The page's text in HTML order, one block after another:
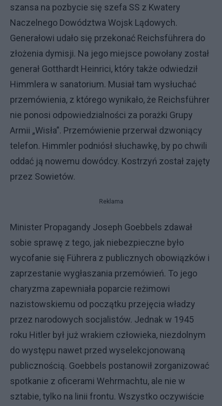
szansa na pozbycie się szefa SS z Kwatery
Naczelnego Dowództwa Wojsk Lądowych.
Generałowi udało się przekonać Reichsführera do
złożenia dymisji. Na jego miejsce powołany został
generał Gotthardt Heinrici, który także odwiedził
Himmlera w sanatorium. Musiał tam wysłuchać
przemówienia, z którego wynikało, że Reichsführer
nie ponosi odpowiedzialności za porażki Grupy
Armii „Wisła”. Przemówienie przerwał dzwoniący
telefon. Himmler podniósł słuchawkę, by po chwili
oddać ją nowemu dowódcy. Kostrzyń został zajęty
przez Sowietów.
Reklama
Minister Propagandy Joseph Goebbels zdawał
sobie sprawę z tego, jak niebezpieczne było
wycofanie się Führera z publicznych obowiązków i
zaprzestanie wygłaszania przemówień. To jego
charyzma zapewniała poparcie reżimowi
nazistowskiemu od początku przejęcia władzy
przez narodowych socjalistów. Jednak w 1945
roku Hitler był już wrakiem człowieka, niezdolnym
do występu nawet przed wyselekcjonowaną
publicznością. Goebbels postanowił zorganizować
spotkanie z oficerami Wehrmachtu, ale nie w
sztabie, tylko na linii frontu. Wszystko oczywiście